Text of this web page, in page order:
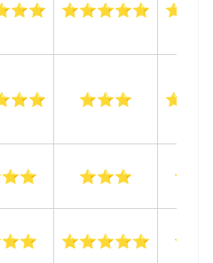
⭐⭐⭐⭐⭐
⭐⭐⭐
⭐⭐⭐
⭐⭐⭐⭐⭐